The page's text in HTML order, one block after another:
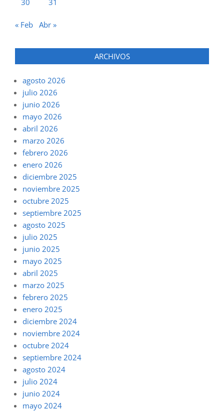
30
31
« Feb Abr »
ARCHIVOS
agosto 2026
julio 2026
junio 2026
mayo 2026
abril 2026
marzo 2026
febrero 2026
enero 2026
diciembre 2025
noviembre 2025
octubre 2025
septiembre 2025
agosto 2025
julio 2025
junio 2025
mayo 2025
abril 2025
marzo 2025
febrero 2025
enero 2025
diciembre 2024
noviembre 2024
octubre 2024
septiembre 2024
agosto 2024
julio 2024
junio 2024
mayo 2024